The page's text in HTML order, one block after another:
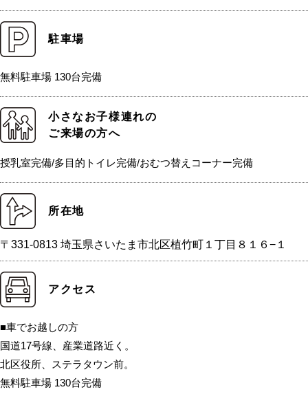
駐車場
無料駐車場 130台完備
小さなお子様連れの
ご来場の方へ
授乳室完備/多目的トイレ完備/おむつ替えコーナー完備
所在地
〒331-0813 埼玉県さいたま市北区植竹町１丁目８１６−１
アクセス
■車でお越しの方
国道17号線、産業道路近く。
北区役所、ステラタウン前。
無料駐車場 130台完備